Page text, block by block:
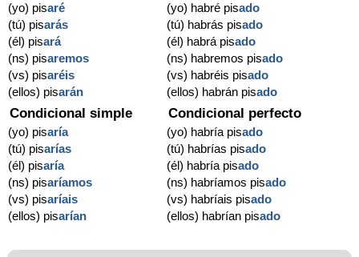
(yo) pisaré
(tú) pisarás
(él) pisará
(ns) pisaremos
(vs) pisaréis
(ellos) pisarán
(yo) habré pisado
(tú) habrás pisado
(él) habrá pisado
(ns) habremos pisado
(vs) habréis pisado
(ellos) habrán pisado
Condicional simple
(yo) pisaría
(tú) pisarías
(él) pisaría
(ns) pisaríamos
(vs) pisaríais
(ellos) pisarían
Condicional perfecto
(yo) habría pisado
(tú) habrías pisado
(él) habría pisado
(ns) habríamos pisado
(vs) habríais pisado
(ellos) habrían pisado